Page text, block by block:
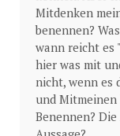
Mitdenken
benennen?
wann reicht es
hier was mit
nicht, wenn es
und
Benennen?